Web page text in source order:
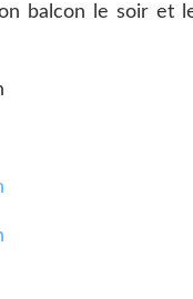
balcon le soir et